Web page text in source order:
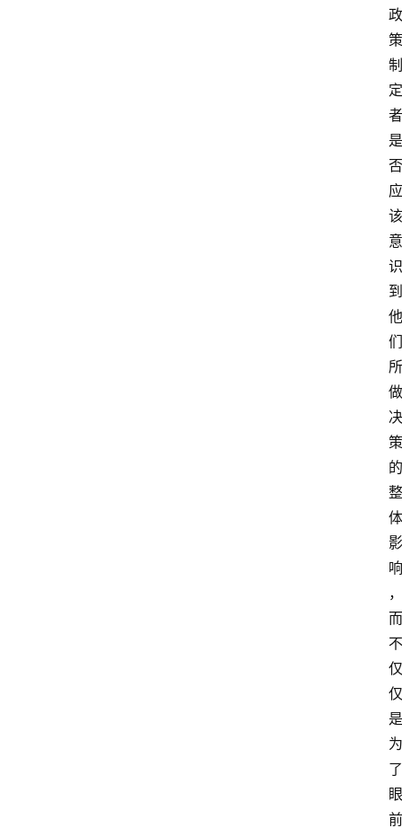
政
策
制
定
者
是
否
应
该
意
识
到
他
们
所
做
决
策
的
整
体
影
响
，
而
不
仅
仅
是
为
了
眼
前